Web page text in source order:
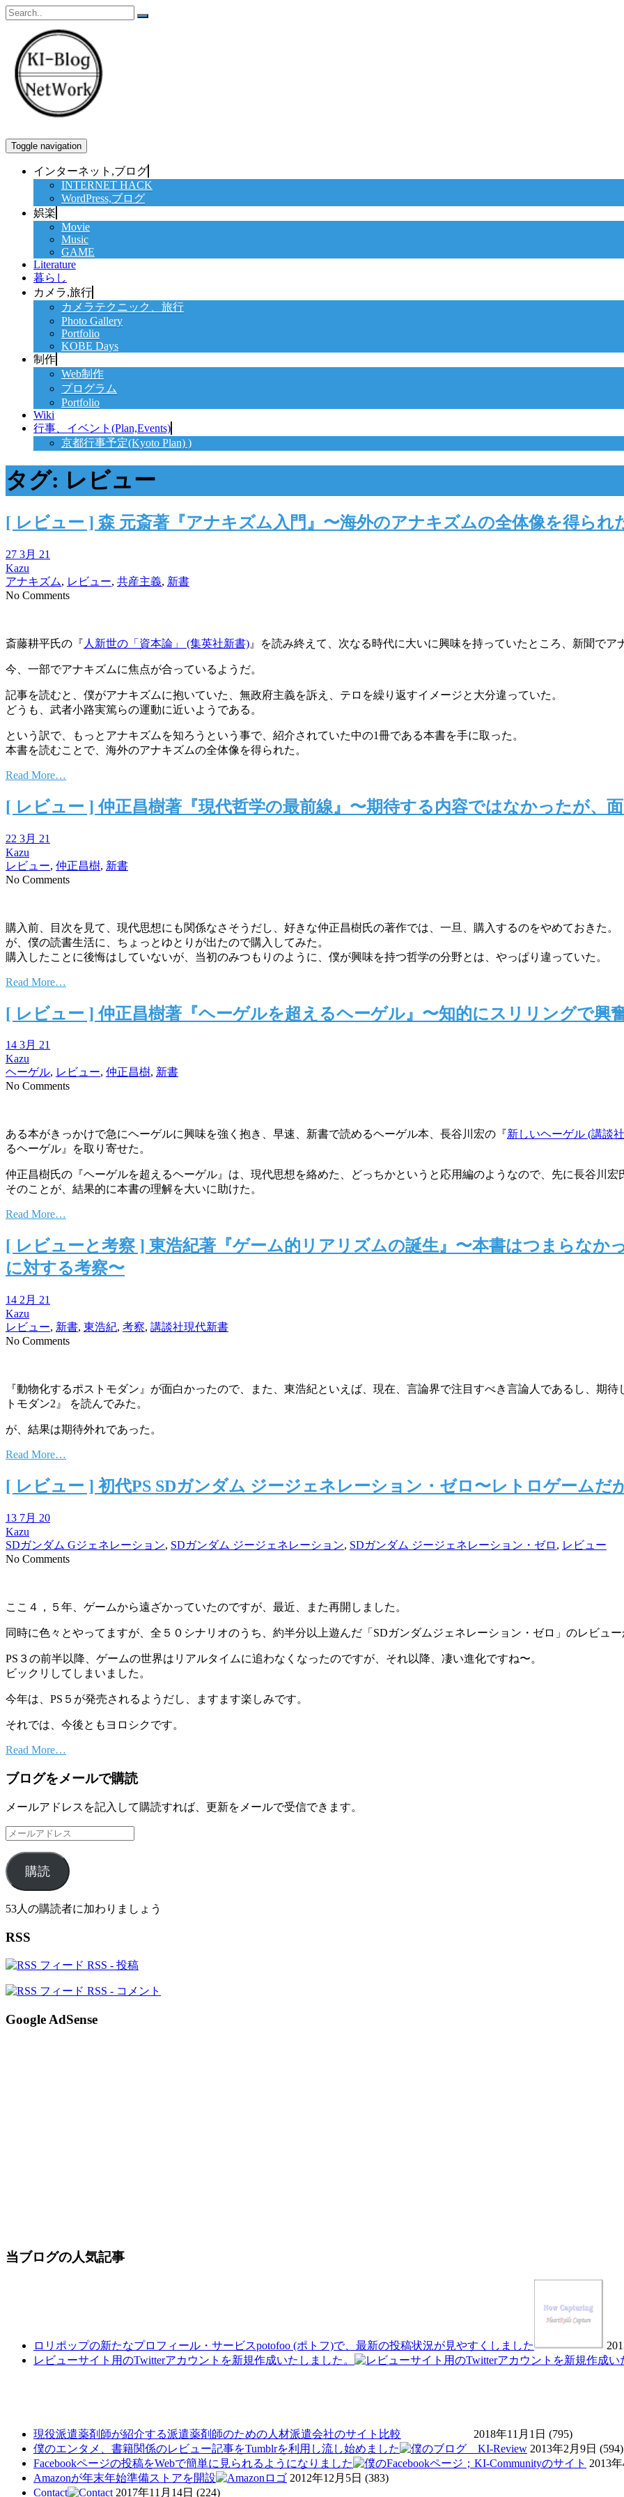
Skip
to
content
Toggle navigation
インターネット,ブログ
INTERNET HACK
WordPress,ブログ
娯楽
Movie
Music
GAME
Literature
暮らし
カメラ,旅行
カメラテクニック、旅行
Photo Gallery
Portfolio
KOBE Days
制作
Web制作
プログラム
Portfolio
Wiki
行事、イベント(Plan,Events)
京都行事予定(Kyoto Plan) )
タグ: レビュー
[ レビュー ] 森 元斎著『アナキズム入門』〜海外のアナキズムの全体像を得られ
27 3月 21
Kazu
アナキズム, レビュー, 共産主義, 新書
No Comments
斎藤耕平氏の『 人新世の「資本論」 (集英社新書) 』を読み終えて、次なる時代に大いに興味を持っていたところ、新聞でア
今、一部でアナキズムに焦点が合っているようだ。
記事を読むと、僕がアナキズムに抱いていた、無政府主義を訴え、テロを繰り返すイメージと大分違っていた。
どうも、武者小路実篤らの運動に近いようである。
という訳で、もっとアナキズムを知ろうという事で、紹介されていた中の1冊である本書を手に取った。
本書を読むことで、海外のアナキズムの全体像を得られた。
Read More…
[ レビュー ] 仲正昌樹著『現代哲学の最前線』〜期待する内容ではなかったが、
22 3月 21
Kazu
レビュー, 仲正昌樹, 新書
No Comments
購入前、目次を見て、現代思想にも関係なさそうだし、好きな仲正昌樹氏の著作では、一旦、購入するのをやめておきた。
が、僕の読書生活に、ちょっとゆとりが出たので購入してみた。
購入したことに後悔はしていないが、当初のみつもりのように、僕が興味を持つ哲学の分野とは、やっぱり違っていた。
Read More…
[ レビュー ] 仲正昌樹著『ヘーゲルを超えるヘーゲル』〜知的にスリリングで興
14 3月 21
Kazu
ヘーゲル, レビュー, 仲正昌樹, 新書
No Comments
ある本がきっかけで急にヘーゲルに興味を強く抱き、早速、新書で読めるヘーゲル本、長谷川宏の『新しいヘーゲル (講談
るヘーゲル』を取り寄せた。
仲正昌樹氏の『ヘーゲルを超えるヘーゲル』は、現代思想を絡めた、どっちかというと応用編のようなので、先に長谷川
そのことが、結果的に本書の理解を大いに助けた。
Read More…
[ レビューと考察 ] 東浩紀著『ゲーム的リアリズムの誕生』〜本書はつまらなか
に対する考察〜
14 2月 21
Kazu
レビュー, 新書, 東浩紀, 考察, 講談社現代新書
No Comments
『動物化するポストモダン』が面白かったので、また、東浩紀といえば、現在、言論界で注目すべき言論人であるし、期
トモダン2』 を読んでみた。
が、結果は期待外れであった。
Read More…
[ レビュー ] 初代PS SDガンダム ジージェネレーション・ゼロ〜レトロゲームだ
13 7月 20
Kazu
SDガンダム Gジェネレーション, SDガンダム ジージェネレーション, SDガンダム ジージェネレーション・ゼロ , レビュー
No Comments
ここ４，５年、ゲームから遠ざかっていたのですが、最近、また再開しました。
同時に色々とやってますが、全５０シナリオのうち、約半分以上遊んだ「SDガンダムジェネレーション・ゼロ」のレビュ
PS３の前半以降、ゲームの世界はリアルタイムに追わなくなったのですが、それ以降、凄い進化ですね〜。
ビックリしてしまいました。
今年は、PS５が発売されるようだし、ますます楽しみです。
それでは、今後ともヨロシクです。
Read More…
ブログをメールで購読
メールアドレスを記入して購読すれば、更新をメールで受信できます。
メ
ル
ア
ド
レ
購読
53人の購読者に加わりましょう
RSS
RSS - 投稿
RSS - コメント
Google AdSense
当ブログの人気記事
ロリポップの新たなプロフィール・サービスpotofoo (ポトフ)で、最新の投稿状況が見やすくしました
レビューサイト用のTwitterアカウントを新規作成いたしました。
現役派遣薬剤師が紹介する派遣薬剤師のための人材派遣会社のサイト比較 2018年11月1日 (795)
僕のエンタメ、書籍関係のレビュー記事をTumblrを利用し流し始めました
2013年2月9日 (594)
Facebookページの投稿をWebで簡単に見られるようになりました
2013
Amazonが年末年始準備ストアを開設
2012年12月5日 (383)
Contact
2017年11月14日 (224)